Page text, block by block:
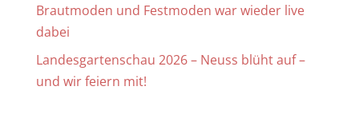
Brautmoden und Festmoden war wieder live
dabei
Landesgartenschau 2026 – Neuss blüht auf –
und wir feiern mit!